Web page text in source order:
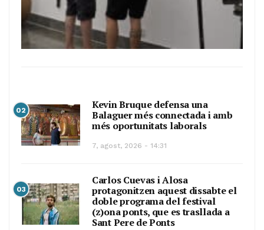
02
Kevin Bruque defensa una
Balaguer més connectada i amb
més oportunitats laborals
7, agost, 2026 - 14:31
03
Carlos Cuevas i Alosa
protagonitzen aquest dissabte el
doble programa del festival
(z)ona ponts, que es trasllada a
Sant Pere de Ponts